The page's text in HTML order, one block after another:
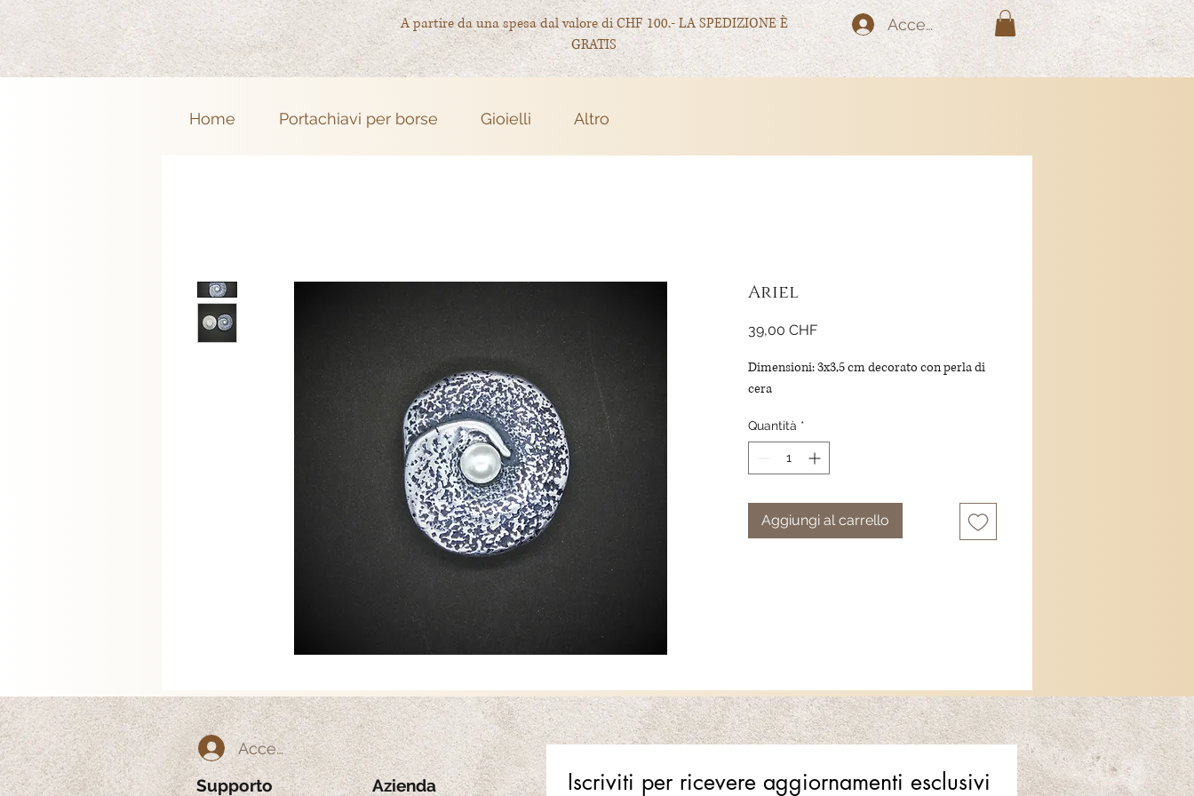
A partire da una spesa dal valore di CHF 100.- LA SPEDIZIONE È
GRATIS
Accedi
Home Portachiavi per borse Gioielli Altro
Ariel
39,00 CHFPrezzo
Dimensioni: 3x3,5 cm decorato con perla di
cera
Quantità *
Aggiungi al carrello
Accedi
Supporto Azienda Iscriviti per ricevere aggiornamenti esclusivi